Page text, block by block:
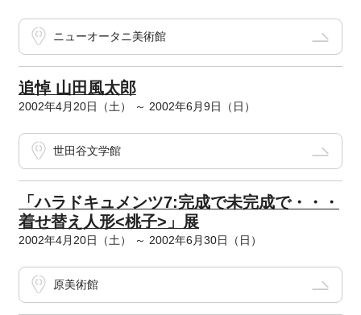
ニューオータニ美術館
追悼 山田風太郎
2002年4月20日（土） ～ 2002年6月9日（日）
世田谷文学館
「ハラドキュメンツ7:完成で未完成で・・・
着せ替え人形<桃子>」展
2002年4月20日（土） ～ 2002年6月30日（日）
原美術館